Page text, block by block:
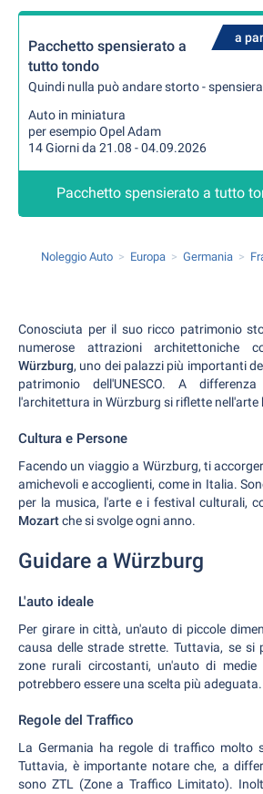
a
Pacchetto spensierato a
tutto tondo
Quindi nulla può andare storto -
Auto in miniatura
per esempio Opel Adam
14 Giorni da 21.08 - 04.09.2026
Pacchetto spensierato a tutto
Noleggio Auto Europa Germania
Conosciuta per il suo ricco patrimonio
numerose attrazioni architettoniche
Würzburg, uno dei palazzi più importanti
patrimonio dell'UNESCO. A
l'architettura in Würzburg si riflette nell'arte
Cultura e Persone
Facendo un viaggio a Würzburg, ti
amichevoli e accoglienti, come in Italia.
per la musica, l'arte e i festival culturali,
Mozartche si svolge ogni anno.
Guidare a Würzburg
L'auto ideale
Per girare in città, un'auto di piccole
causa delle strade strette. Tuttavia, se si
zone rurali circostanti, un'auto di medie
potrebbero essere una scelta più adeguata.
Regole del Traffico
La Germania ha regole di traffico molto
Tuttavia, è importante notare che, a
sono ZTL (Zone a Traffico Limitato).